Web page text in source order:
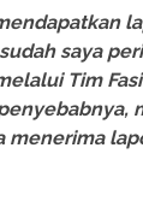
saya
Tim
menerima